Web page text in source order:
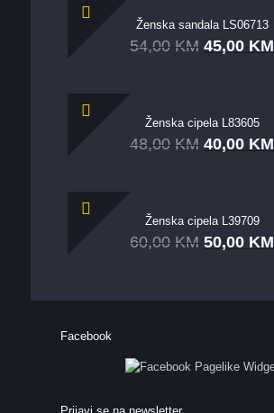
Ženska sandala LS06713
54,00 KM 45,00 KM
Ženska cipela L83605
48,00 KM 40,00 KM
Ženska cipela L39709
60,00 KM 50,00 KM
Facebook